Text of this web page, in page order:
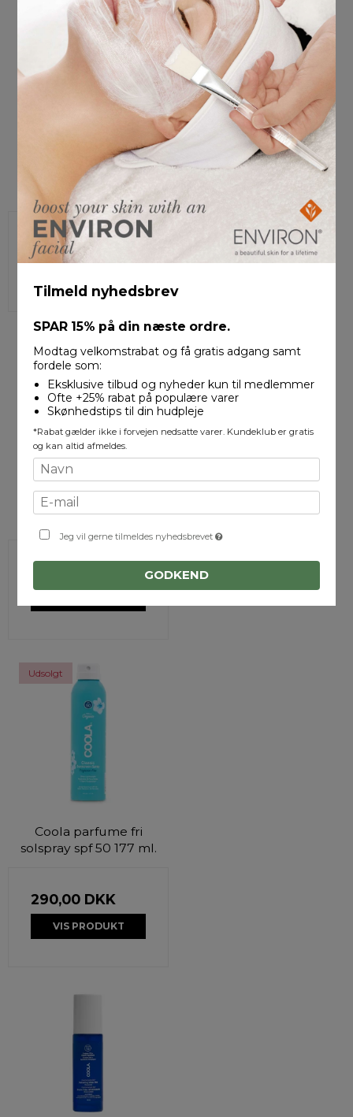
COOLA Classic Face
Mist SPF 50, 100ml.
319,00 DKK
COOLA Hydrating Lip
Udsolgt
Coola parfume fri
solspray spf 50 177 ml.
290,00 DKK
VIS PRODUKT
Tilmeld nyhedsbrev
SPAR 15% på din næste ordre.
Modtag velkomstrabat og få gratis adgang samt
fordele som:
Eksklusive tilbud og nyheder kun til medlemmer
Ofte +25% rabat på populære varer
Skønhedstips til din hudpleje
*Rabat gælder ikke i forvejen nedsatte varer. Kundeklub er gratis
og kan altid afmeldes.
Jeg vil gerne tilmeldes nyhedsbrevet
GODKEND